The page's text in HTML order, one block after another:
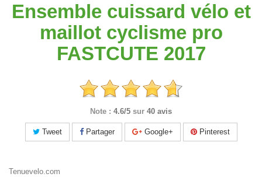
Ensemble cuissard vélo et
maillot cyclisme pro
FASTCUTE 2017
Note : 4.6/5 sur 40 avis
Tweet Partager Google+ Pinterest
Tenuevelo.com